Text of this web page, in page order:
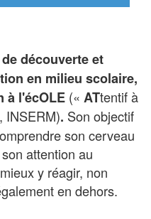
découverte et
en milieu scolaire,
à l'écOLE (« ATtentif à
INSERM). Son objectif
son cerveau
attention au
y réagir, non
en dehors.